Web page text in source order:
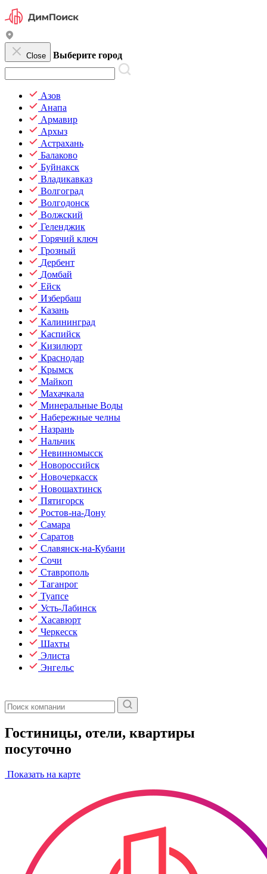
Close Выберите город
Азов
Анапа
Армавир
Архыз
Астрахань
Балаково
Буйнакск
Владикавказ
Волгоград
Волгодонск
Волжский
Геленджик
Горячий ключ
Грозный
Дербент
Домбай
Ейск
Избербаш
Казань
Калининград
Каспийск
Кизилюрт
Краснодар
Крымск
Майкоп
Махачкала
Минеральные Воды
Набережные челны
Назрань
Нальчик
Невинномысск
Новороссийск
Новочеркасск
Новошахтинск
Пятигорск
Ростов-на-Дону
Самара
Саратов
Славянск-на-Кубани
Сочи
Ставрополь
Таганрог
Туапсе
Усть-Лабинск
Хасавюрт
Черкесск
Шахты
Элиста
Энгельс
Гостиницы, отели, квартиры
посуточно
Показать на карте